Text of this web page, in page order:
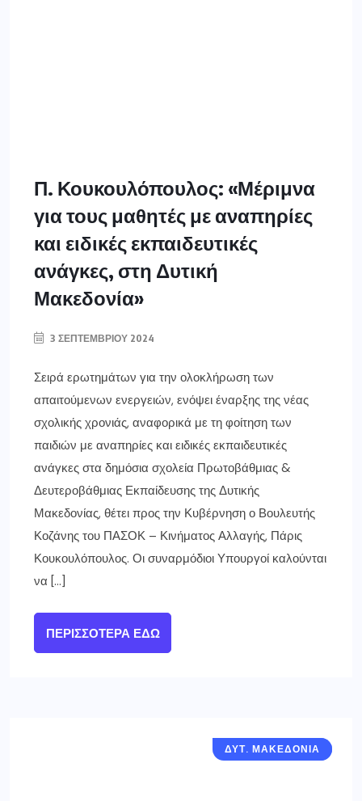
Π. Κουκουλόπουλος: «Μέριμνα
για τους μαθητές με αναπηρίες
και ειδικές εκπαιδευτικές
ανάγκες, στη Δυτική
Μακεδονία»
3 ΣΕΠΤΕΜΒΡΊΟΥ 2024
Σειρά ερωτημάτων για την ολοκλήρωση των
απαιτούμενων ενεργειών, ενόψει έναρξης της νέας
σχολικής χρονιάς, αναφορικά με τη φοίτηση των
παιδιών με αναπηρίες και ειδικές εκπαιδευτικές
ανάγκες στα δημόσια σχολεία Πρωτοβάθμιας &
Δευτεροβάθμιας Εκπαίδευσης της Δυτικής
Μακεδονίας, θέτει προς την Κυβέρνηση ο Βουλευτής
Κοζάνης του ΠΑΣΟΚ – Κινήματος Αλλαγής, Πάρις
Κουκουλόπουλος. Οι συναρμόδιοι Υπουργοί καλούνται
να […]
ΠΕΡΙΣΣΌΤΕΡΑ ΕΔΏ
ΓΝΩΜΕΣ
ΔΥΤ. ΜΑΚΕΔΟΝΙΑ